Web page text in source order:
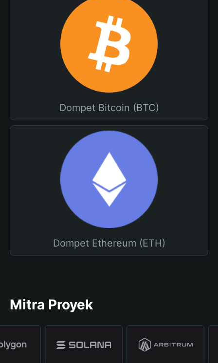
Dompet Bitcoin (BTC)
Dompet Ethereum (ETH)
Mitra Proyek